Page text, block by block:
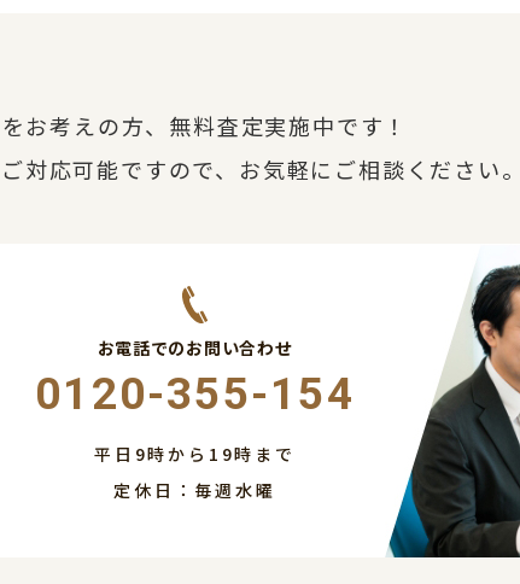
お考えの方、無料査定実施中です！
応可能ですので、お気軽にご相談ください。
お電話でのお問い合わせ
0120-355-154
平日9時から19時まで
定休日：毎週水曜